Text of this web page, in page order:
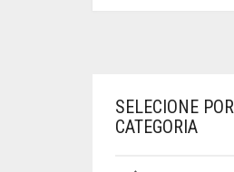
SELECIONE POR
CATEGORIA